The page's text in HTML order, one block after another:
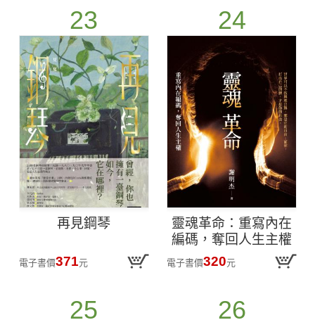
23
再見鋼琴
電子書價371元
24
靈魂革命：重寫內在
編碼，奪回人生主權
電子書價320元
25 26